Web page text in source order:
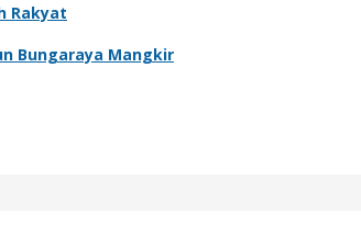
Rakyat
Bungaraya Mangkir